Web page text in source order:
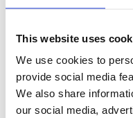
This website uses
We use cookies to
provide social media
We also share
our social media,
Adresse de Dépose*